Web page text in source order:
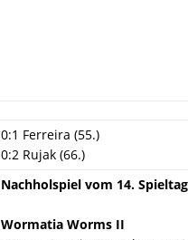
0:1 Ferreira (55.)
0:2 Rujak (66.)
Nachholspiel vom 14. Spieltag
Wormatia Worms II